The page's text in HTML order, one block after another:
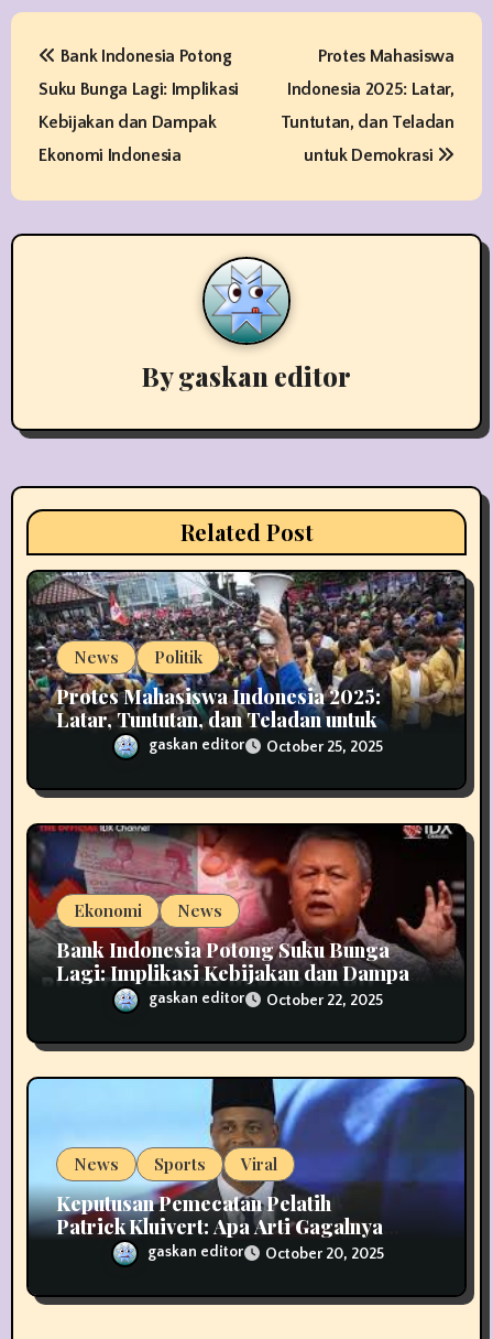
P
n
a
a
t
o
n
Bank Indonesia Potong
Suku Bunga Lagi: Implikasi
Kebijakan dan Dampak
Ekonomi Indonesia
Protes Mahasiswa
Indonesia 2025: Latar,
Tuntutan, dan Teladan
untuk Demokrasi
Bygaskan editor
Related Post
News Politik
Protes Mahasiswa Indonesia 2025:
Latar, Tuntutan, dan Teladan untuk
Demokrasigaskan editor October 25, 2025
Ekonomi News
Bank Indonesia Potong Suku Bunga
Lagi: Implikasi Kebijakan dan Dampak
Ekonomi Indonesia
gaskan editor October 22, 2025
News Sports Viral
Keputusan Pemecatan Pelatih
Patrick Kluivert: Apa Arti Gagalnya
Timnas Indonesia dan Apa Langkah
Selanjutnya?
gaskan editor October 20, 2025